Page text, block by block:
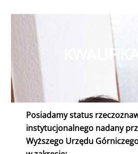
Posiadamy status
instytucjonalnego nadany
Wyższego Urzędu